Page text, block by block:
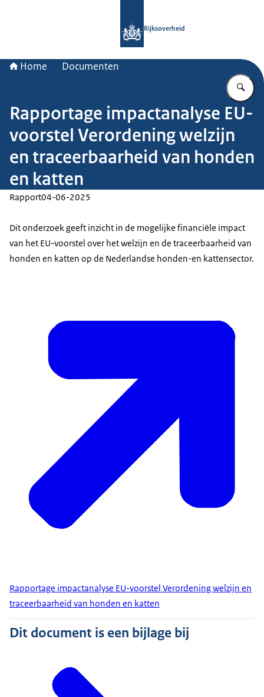
Rijksoverheid
Home Documenten
Rapportage impactanalyse EU-
voorstel Verordening welzijn
en traceerbaarheid van honden
en katten
Rapport04-06-2025
Dit onderzoek geeft inzicht in de mogelijke financiële impact
van het EU-voorstel over het welzijn en de traceerbaarheid van
honden en katten op de Nederlandse honden-en kattensector.
Rapportage impactanalyse EU-voorstel Verordening welzijn en
traceerbaarheid van honden en katten
Dit document is een bijlage bij